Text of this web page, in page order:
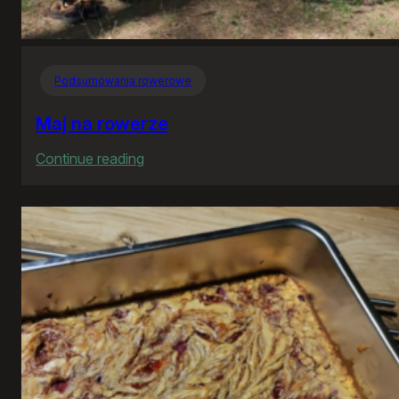
Podsumowania rowerowe
Maj na rowerze
Continue reading
na
rowerze